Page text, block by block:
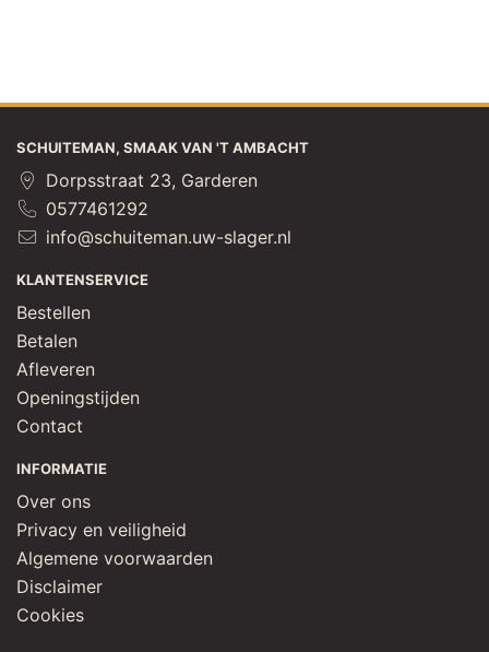
SCHUITEMAN, SMAAK VAN 'T AMBACHT
Dorpsstraat 23, Garderen
0577461292
info@schuiteman.uw-slager.nl
KLANTENSERVICE
Bestellen
Betalen
Afleveren
Openingstijden
Contact
INFORMATIE
Over ons
Privacy en veiligheid
Algemene voorwaarden
Disclaimer
Cookies